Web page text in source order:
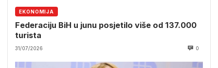
EKONOMIJA
Federaciju BiH u junu posjetilo više od 137.000
turista
31/07/2026 0